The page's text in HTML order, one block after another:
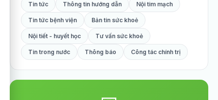
Tin tức Thông tin hướng dẫn Nội tim mạch
Tin tức bệnh viện Bản tin sức khoẻ
Nội tiết - huyết học Tư vấn sức khoẻ
Tin trong nước Thông báo Công tác chính trị